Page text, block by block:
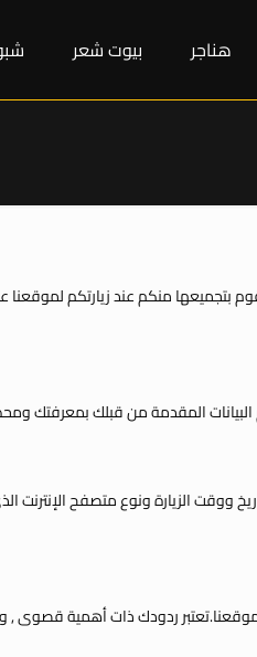
هناجر بيوت شعر
منكم عند زيارتكم لموقعنا
المقدمة من قبلك بمعرفتك
ردودك ذات أهمية قصوى ,